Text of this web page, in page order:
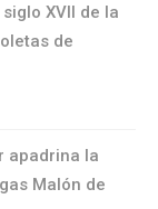
XVII de la
de
apadrina la
Malón de